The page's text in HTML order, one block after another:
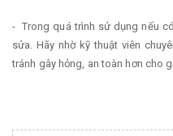
- Trong quá trình sử dụng nếu
sửa. Hãy nhờ kỹ thuật viên
tránh gây hỏng, an toàn hơn cho